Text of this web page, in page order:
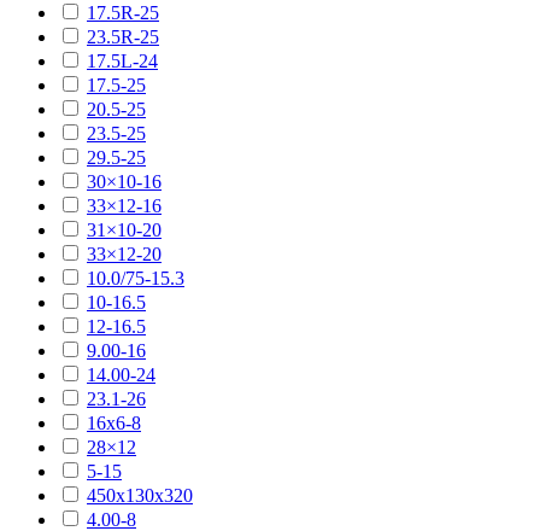
17.5R-25
23.5R-25
17.5L-24
17.5-25
20.5-25
23.5-25
29.5-25
30×10-16
33×12-16
31×10-20
33×12-20
10.0/75-15.3
10-16.5
12-16.5
9.00-16
14.00-24
23.1-26
16х6-8
28×12
5-15
450х130х320
4.00-8